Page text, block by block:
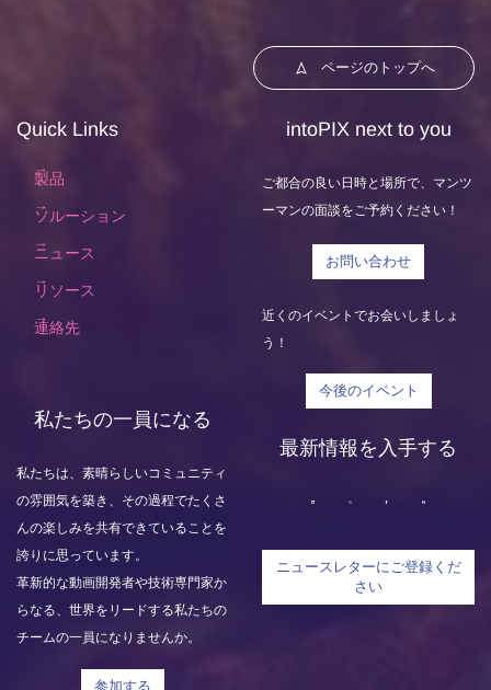
ページのトップへ
Quick Links
製品
ソルーション
ニュース
リソース
連絡先
intoPIX next to you
ご都合の良い日時と場所で、マンツ
ーマンの面談をご予約ください！
お問い合わせ
近くのイベントでお会いしましょ
う！
今後のイベント
私たちの一員になる
私たちは、素晴らしいコミュニティ
の雰囲気を築き、その過程でたくさ
んの楽しみを共有できていることを
誇りに思っています。
革新的な動画開発者や技術専門家か
らなる、世界をリードする私たちの
チームの一員になりませんか。
参加する
最新情報を入手する
ニュースレターにご登録くだ
さい